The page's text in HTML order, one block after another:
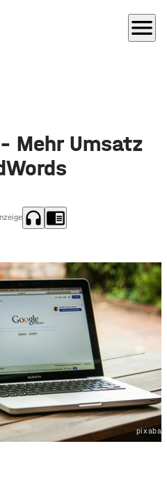
menu
Mehr Umsatz
headphones chrome_reader_mode